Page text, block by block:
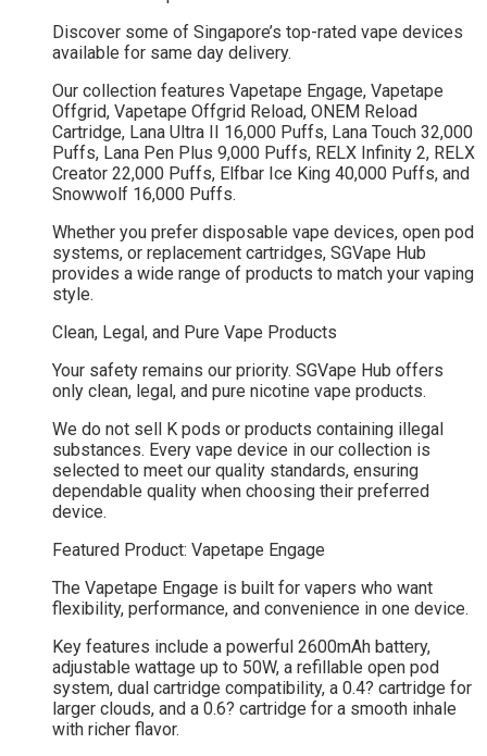
Discover some of Singapore’s top-rated vape devices
available for same day delivery.
Our collection features Vapetape Engage, Vapetape
Offgrid, Vapetape Offgrid Reload, ONEM Reload
Cartridge, Lana Ultra II 16,000 Puffs, Lana Touch 32,000
Puffs, Lana Pen Plus 9,000 Puffs, RELX Infinity 2, RELX
Creator 22,000 Puffs, Elfbar Ice King 40,000 Puffs, and
Snowwolf 16,000 Puffs.
Whether you prefer disposable vape devices, open pod
systems, or replacement cartridges, SGVape Hub
provides a wide range of products to match your vaping
style.
Clean, Legal, and Pure Vape Products
Your safety remains our priority. SGVape Hub offers
only clean, legal, and pure nicotine vape products.
We do not sell K pods or products containing illegal
substances. Every vape device in our collection is
selected to meet our quality standards, ensuring
dependable quality when choosing their preferred
device.
Featured Product: Vapetape Engage
The Vapetape Engage is built for vapers who want
flexibility, performance, and convenience in one device.
Key features include a powerful 2600mAh battery,
adjustable wattage up to 50W, a refillable open pod
system, dual cartridge compatibility, a 0.4? cartridge for
larger clouds, and a 0.6? cartridge for a smooth inhale
with richer flavor.